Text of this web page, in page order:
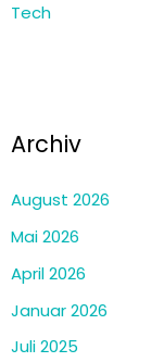
Tech
Archiv
August 2026
Mai 2026
April 2026
Januar 2026
Juli 2025